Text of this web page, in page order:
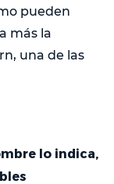
pueden
más la
una de las
lo indica,